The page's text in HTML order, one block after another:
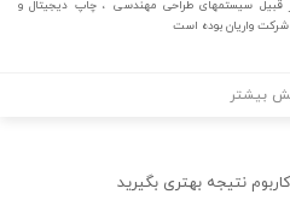
قبیل سیستمهای طراحی مهندسی ، چاپ دیجیتال و
واریان بوده است
بیشتر
کاربوم نتیجه بهتری بگیرید